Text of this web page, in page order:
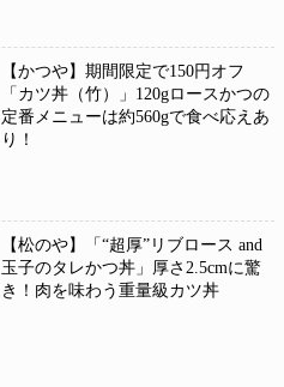
【かつや】期間限定で150円オフ
「カツ丼（竹）」120gロースかつの
定番メニューは約560gで食べ応えあ
り！
【松のや】「“超厚”リブロース and
玉子のタレかつ丼」厚さ2.5cmに驚
き！肉を味わう重量級カツ丼